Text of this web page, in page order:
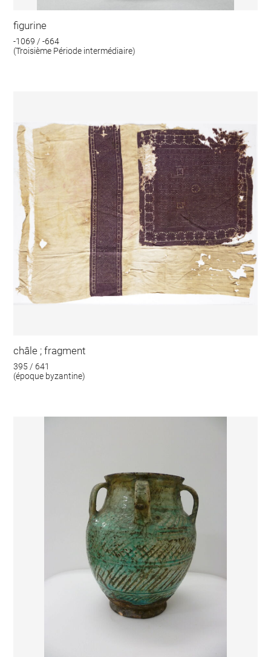
figurine
-1069 / -664
(Troisième Période intermédiaire)
châle ; fragment
395 / 641
(époque byzantine)